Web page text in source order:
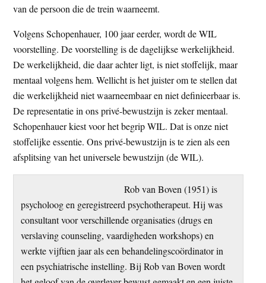
van de persoon die de trein waarneemt.
Volgens Schopenhauer, 100 jaar eerder, wordt de WIL
voorstelling. De voorstelling is de dagelijkse werkelijkheid.
De werkelijkheid, die daar achter ligt, is niet stoffelijk, maar
mentaal volgens hem. Wellicht is het juister om te stellen dat
die werkelijkheid niet waarneembaar en niet definieerbaar is.
De representatie in ons privé-bewustzijn is zeker mentaal.
Schopenhauer kiest voor het begrip WIL. Dat is onze niet
stoffelijke essentie. Ons privé-bewustzijn is te zien als een
afsplitsing van het universele bewustzijn (de WIL).
Rob van Boven (1951) is
psycholoog en geregistreerd psychotherapeut. Hij was
consultant voor verschillende organisaties (drugs en
verslaving counseling, vaardigheden workshops) en
werkte vijftien jaar als een behandelingscoördinator in
een psychiatrische instelling. Bij Rob van Boven wordt